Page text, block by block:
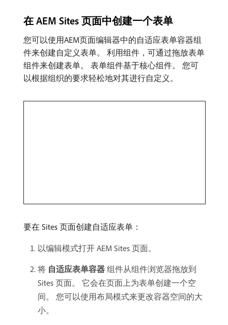
在 AEM Sites 页面中创建一个表单
您可以使用AEM页面编辑器中的自适应表单容器组
件来创建自定义表单。 利用组件，可通过拖放表单
组件来创建表单。 表单组件基于核心组件。 您可
以根据组织的要求轻松地对其进行自定义。
要在 Sites 页面创建自适应表单：
以编辑模式打开 AEM Sites 页面。
将​ 自适应表单容器 ​组件从组件浏览器拖放到
Sites 页面。 它会在页面上为表单创建一个空
间。 您可以使用布局模式来更改容器空间的大
小。